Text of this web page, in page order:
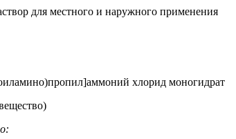
для местного и наружного применения
хлорид моногидрат
безводное вещество)